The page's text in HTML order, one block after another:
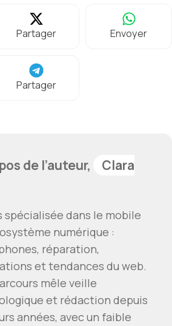
Partager Envoyer
Partager
de l’auteur,
Clara
spécialisée dans le mobile
numérique :
réparation,
et tendances du web.
mêle veille
et rédaction depuis
années, avec un faible